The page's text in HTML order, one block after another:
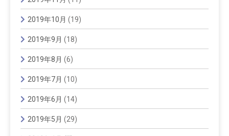
2019年10月 (19)
2019年9月 (18)
2019年8月 (6)
2019年7月 (10)
2019年6月 (14)
2019年5月 (29)